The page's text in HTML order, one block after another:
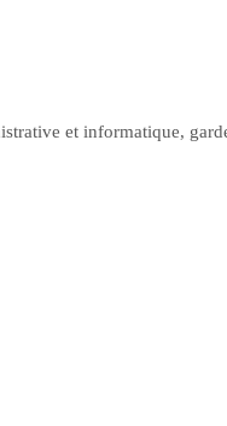
et informatique,